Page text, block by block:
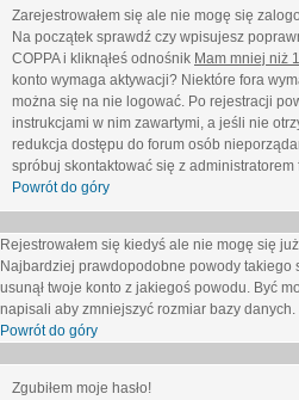
Zarejestrowałem się ale nie mogę się
Na początek sprawdź czy wpisujesz
COPPA i kliknąłeś odnośnik Mam mniej niż
konto wymaga aktywacji? Niektóre fora
można się na nie logować. Po rejestracji
instrukcjami w nim zawartymi, a jeśli nie
redukcja dostępu do forum osób
spróbuj skontaktować się z administratorem
Powrót do góry
Rejestrowałem się kiedyś ale nie mogę się
Najbardziej prawdopodobne powody takiego
usunął twoje konto z jakiegoś powodu. Być
napisali aby zmniejszyć rozmiar bazy
Powrót do góry
Zgubiłem moje hasło!